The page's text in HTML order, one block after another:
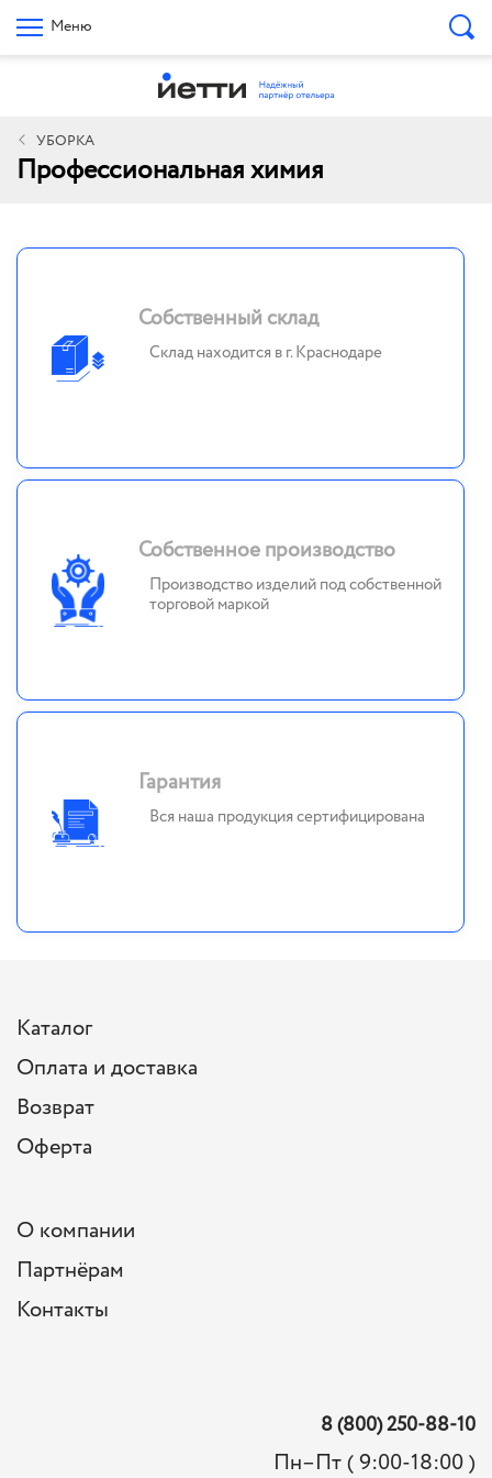
Меню
УБОРКА
Профессиональная химия
Собственный склад
Склад находится в г. Краснодаре
Собственное производство
Производство изделий под собственной
торговой маркой
Гарантия
Вся наша продукция сертифицирована
Каталог
Оплата и доставка
Возврат
Оферта
О компании
Партнёрам
Контакты
8 (800) 250-88-10
Пн–Пт ( 9:00-18:00 )